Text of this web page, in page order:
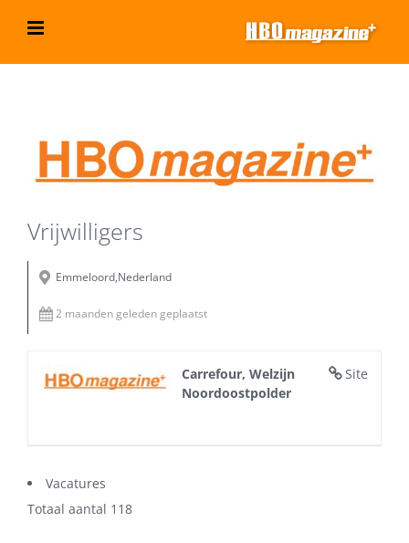
inhoud
grotere
afbeelding
Vrijwilligers
Emmeloord,Nederland
2 maanden geleden geplaatst
Site
Carrefour, Welzijn
Noordoostpolder
Vacatures
Totaal aantal 118